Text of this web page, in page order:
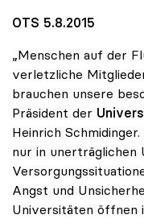
OTS 5.8.2015
„Menschen auf der
verletzliche
brauchen unsere
Präsident der
Heinrich
nur in unerträglichen
Angst und
Universitäten öffnen